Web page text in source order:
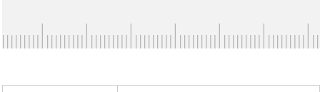
A PROPOS DE LA LIVRAISON